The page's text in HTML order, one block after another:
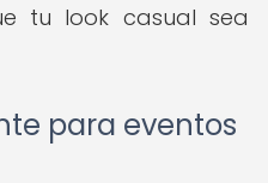
tu look casual sea
para eventos